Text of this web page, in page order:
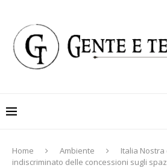
Home Ambiente
Italia Nostra
indiscriminato delle concessioni sugli